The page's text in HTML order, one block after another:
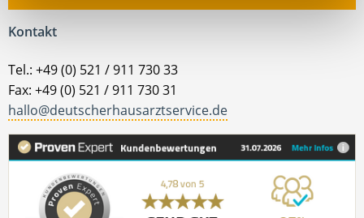
Kontakt
Tel.: +49 (0) 521 / 911 730 33
Fax: +49 (0) 521 / 911 730 31
hallo@deutscherhausarztservice.de